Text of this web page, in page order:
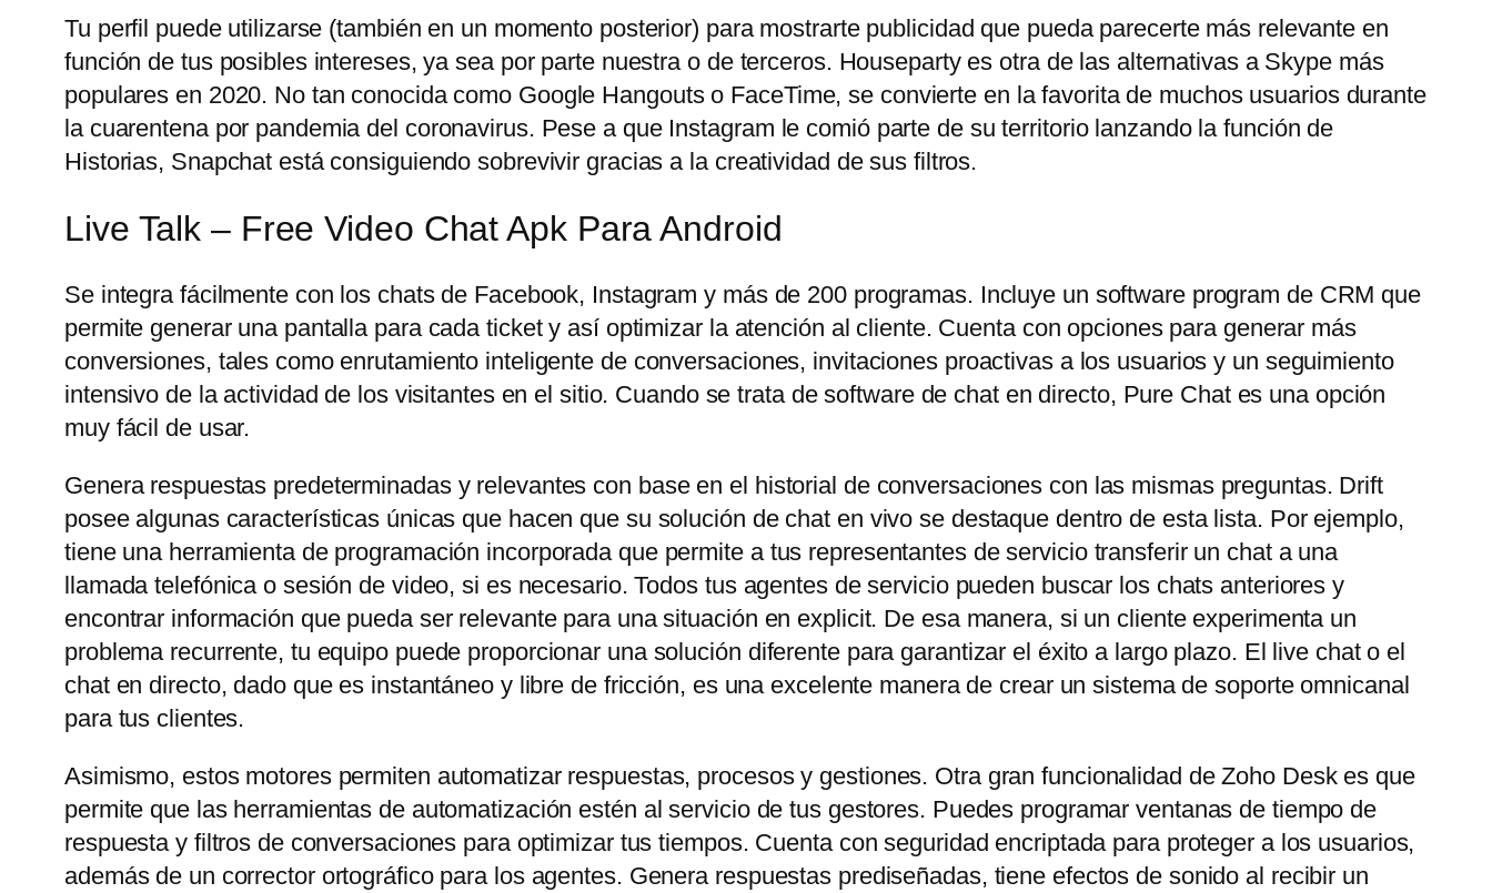
Tu perfil puede utilizarse (también en un momento posterior) para mostrarte publicidad que pueda parecerte más relevante en
función de tus posibles intereses, ya sea por parte nuestra o de terceros. Houseparty es otra de las alternativas a Skype más
populares en 2020. No tan conocida como Google Hangouts o FaceTime, se convierte en la favorita de muchos usuarios durante
la cuarentena por pandemia del coronavirus. Pese a que Instagram le comió parte de su territorio lanzando la función de
Historias, Snapchat está consiguiendo sobrevivir gracias a la creatividad de sus filtros.
Live Talk – Free Video Chat Apk Para Android
Se integra fácilmente con los chats de Facebook, Instagram y más de 200 programas. Incluye un software program de CRM que
permite generar una pantalla para cada ticket y así optimizar la atención al cliente. Cuenta con opciones para generar más
conversiones, tales como enrutamiento inteligente de conversaciones, invitaciones proactivas a los usuarios y un seguimiento
intensivo de la actividad de los visitantes en el sitio. Cuando se trata de software de chat en directo, Pure Chat es una opción
muy fácil de usar.
Genera respuestas predeterminadas y relevantes con base en el historial de conversaciones con las mismas preguntas. Drift
posee algunas características únicas que hacen que su solución de chat en vivo se destaque dentro de esta lista. Por ejemplo,
tiene una herramienta de programación incorporada que permite a tus representantes de servicio transferir un chat a una
llamada telefónica o sesión de video, si es necesario. Todos tus agentes de servicio pueden buscar los chats anteriores y
encontrar información que pueda ser relevante para una situación en explicit. De esa manera, si un cliente experimenta un
problema recurrente, tu equipo puede proporcionar una solución diferente para garantizar el éxito a largo plazo. El live chat o el
chat en directo, dado que es instantáneo y libre de fricción, es una excelente manera de crear un sistema de soporte omnicanal
para tus clientes.
Asimismo, estos motores permiten automatizar respuestas, procesos y gestiones. Otra gran funcionalidad de Zoho Desk es que
permite que las herramientas de automatización estén al servicio de tus gestores. Puedes programar ventanas de tiempo de
respuesta y filtros de conversaciones para optimizar tus tiempos. Cuenta con seguridad encriptada para proteger a los usuarios,
además de un corrector ortográfico para los agentes. Genera respuestas prediseñadas, tiene efectos de sonido al recibir un